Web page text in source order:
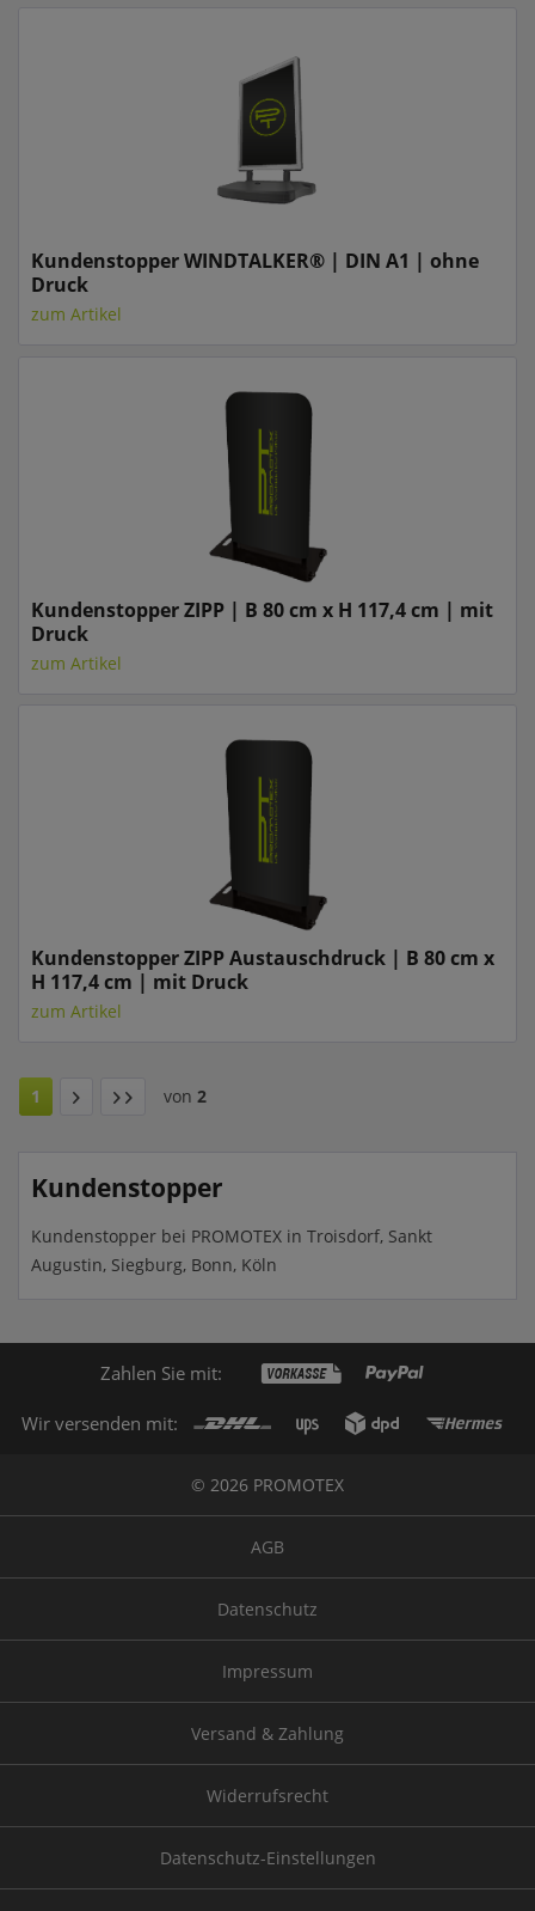
Kundenstopper WINDTALKER® | DIN A1 | ohne
Druck
zum Artikel
Kundenstopper ZIPP | B 80 cm x H 117,4 cm | mit
Druck
zum Artikel
Kundenstopper ZIPP Austauschdruck | B 80 cm x
H 117,4 cm | mit Druck
zum Artikel
1 von 2
Kundenstopper
Kundenstopper bei PROMOTEX in Troisdorf, Sankt
Augustin, Siegburg, Bonn, Köln
Zahlen Sie mit:
Wir versenden mit:
© 2026 PROMOTEX
AGB
Datenschutz
Impressum
Versand & Zahlung
Widerrufsrecht
Datenschutz-Einstellungen